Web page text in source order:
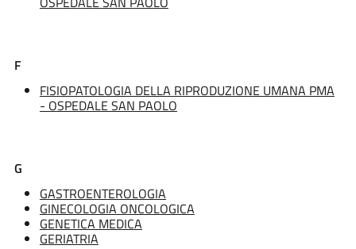
F
FISIOPATOLOGIA DELLA RIPRODUZIONE UMANA PMA
- OSPEDALE SAN PAOLO
G
GASTROENTEROLOGIA
GINECOLOGIA ONCOLOGICA
GENETICA MEDICA
GERIATRIA